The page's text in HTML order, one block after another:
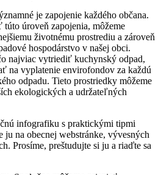
je zapojenie každého občana.
úroveň zapojenia, môžeme
životnému prostrediu a zároveň
hospodárstvo v našej obci.
najviac vytriediť kuchynský odpad,
na vyplatenie envirofondov za každú
odpadu. Tieto prostriedky môžeme
ekologických a udržateľných
infografiku s praktickými tipmi
ju na obecnej webstránke, vývesných
Prosíme, preštudujte si ju a riaďte sa